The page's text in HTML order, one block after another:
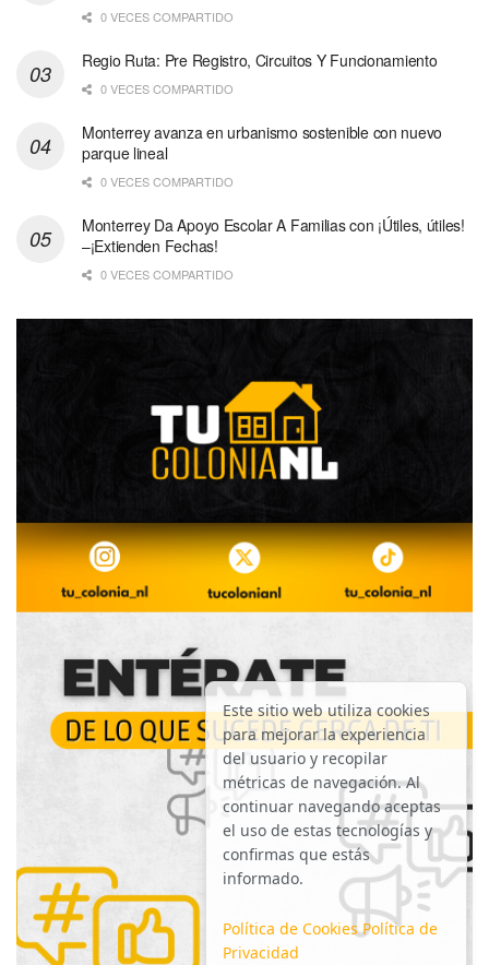
0 VECES COMPARTIDO
Regio Ruta: Pre Registro, Circuitos Y Funcionamiento
0 VECES COMPARTIDO
Monterrey avanza en urbanismo sostenible con nuevo
parque lineal
0 VECES COMPARTIDO
Monterrey Da Apoyo Escolar A Familias con ¡Útiles, útiles!
–¡Extienden Fechas!
0 VECES COMPARTIDO
Este sitio web utiliza cookies
para mejorar la experiencia
del usuario y recopilar
métricas de navegación. Al
continuar navegando aceptas
el uso de estas tecnologías y
confirmas que estás
informado.
Política de Cookies Política de
Privacidad